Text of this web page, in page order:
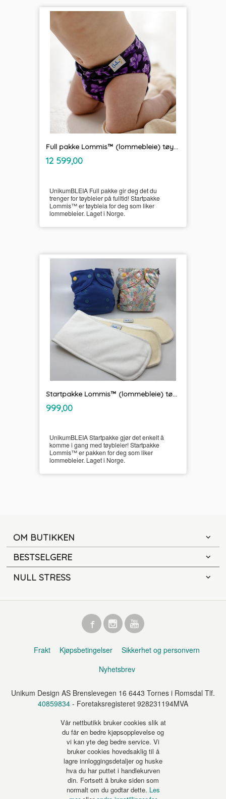
Full pakke Lommis™ (lommebleie) tøybleier
Pris
12 599,00inkl.
mva.
UnikumBLEIA Full pakke gir deg det du
trenger for tøybleier på fulltid! Startpakke
Lommis™ er tøybleia for deg som liker
lommebleier. Laget i Norge.
Startpakke Lommis™ (lommebleie) tøybleier
Pris
999,00mva.
UnikumBLEIA Startpakke gjør det enkelt å
komme i gang med tøybleier! Startpakke
Lommis™ er pakken for deg som liker
lommebleier. Laget i Norge.
OM BUTIKKEN
BESTSELGERE
NULL STRESS
Frakt Kjøpsbetingelser
Sikkerhet og personvern
Nyhetsbrev
Unikum Design AS Brenslevegen 16 6443 Tornes i Romsdal Tlf.
40859834 - Foretaksregisteret 928231194MVA
Vår nettbutikk bruker cookies slik at
du får en bedre kjøpsopplevelse og
vi kan yte deg bedre service. Vi
bruker cookies hovedsaklig til å
lagre innloggingsdetaljer og huske
hva du har puttet i handlekurven
din. Fortsett å bruke siden som
normalt om du godtar dette. Les